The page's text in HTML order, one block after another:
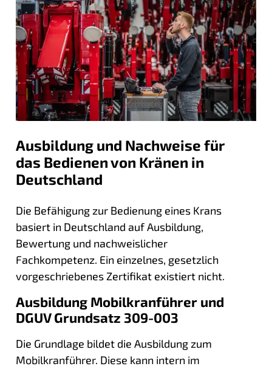
Ausbildung und Nachweise für
das Bedienen von Kränen in
Deutschland
Die Befähigung zur Bedienung eines Krans
basiert in Deutschland auf Ausbildung,
Bewertung und nachweislicher
Fachkompetenz. Ein einzelnes, gesetzlich
vorgeschriebenes Zertifikat existiert nicht.
Ausbildung Mobilkranführer und
DGUV Grundsatz 309-003
Die Grundlage bildet die Ausbildung zum
Mobilkranführer. Diese kann intern im